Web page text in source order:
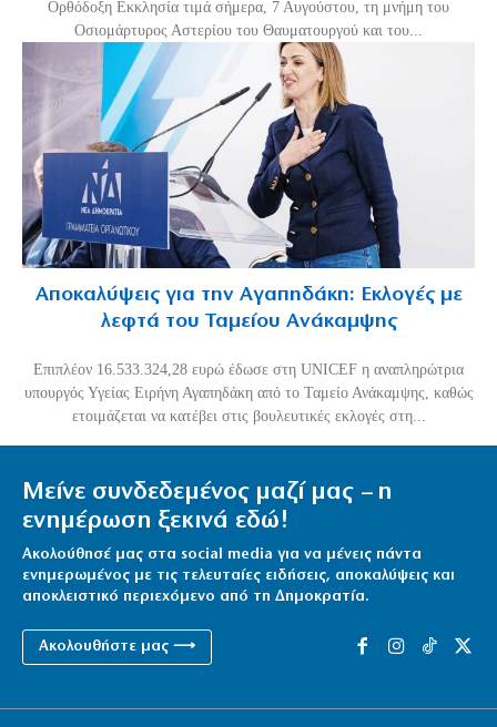
Ορθόδοξη Εκκλησία τιμά σήμερα, 7 Αυγούστου, τη μνήμη του
Οσιομάρτυρος Αστερίου του Θαυματουργού και του...
Αποκαλύψεις για την Αγαπηδάκη: Εκλογές με
λεφτά του Ταμείου Ανάκαμψης
Επιπλέον 16.533.324,28 ευρώ έδωσε στη UNICEF η αναπληρώτρια
υπουργός Υγείας Ειρήνη Αγαπηδάκη από το Ταμείο Ανάκαμψης, καθώς
ετοιμάζεται να κατέβει στις βουλευτικές εκλογές στη...
Μείνε συνδεδεμένος μαζί μας – η
ενημέρωση ξεκινά εδώ!
Ακολούθησέ μας στα social media για να μένεις πάντα
ενημερωμένος με τις τελευταίες ειδήσεις, αποκαλύψεις και
αποκλειστικό περιεχόμενο από τη Δημοκρατία.
Ακολουθήστε μας ⟶